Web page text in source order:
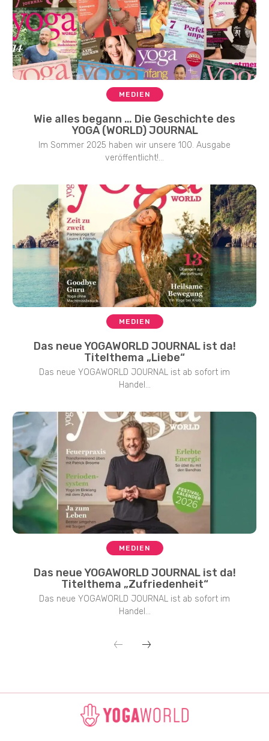
MEDIEN
Wie alles begann … Die Geschichte des
YOGA (WORLD) JOURNAL
Im Sommer 2025 haben wir unsere 100. Ausgabe
veröffentlicht!...
MEDIEN
Das neue YOGAWORLD JOURNAL ist da!
Titelthema „Liebe“
Das neue YOGAWORLD JOURNAL ist ab sofort im
Handel...
MEDIEN
Das neue YOGAWORLD JOURNAL ist da!
Titelthema „Zufriedenheit“
Das neue YOGAWORLD JOURNAL ist ab sofort im
Handel...